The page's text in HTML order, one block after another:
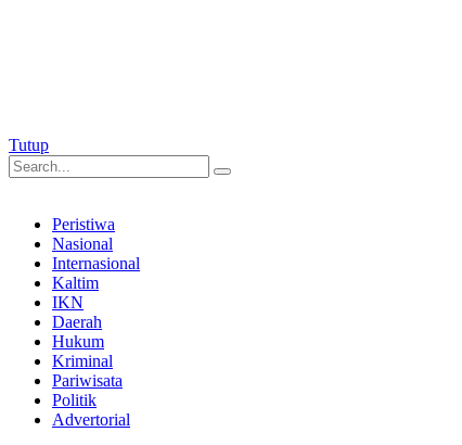
Tutup
Peristiwa
Nasional
Internasional
Kaltim
IKN
Daerah
Hukum
Kriminal
Pariwisata
Politik
Advertorial